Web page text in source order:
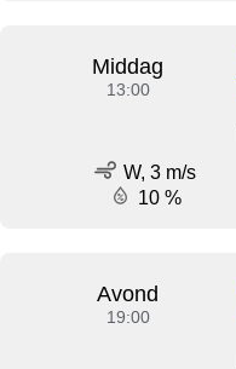
Middag
13:00
W, 3 m/s
10 %
Avond
19:00